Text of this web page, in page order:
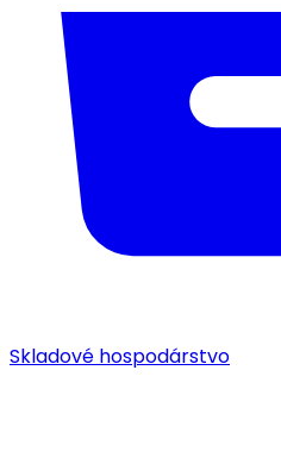
Skladové hospodárstvo